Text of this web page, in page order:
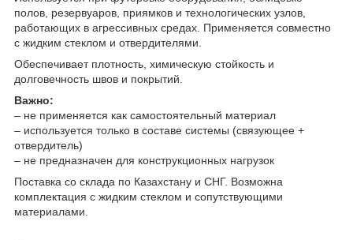
полов, резервуаров, приямков и технологических узлов,
работающих в агрессивных средах. Применяется совместно
с жидким стеклом и отвердителями.
Обеспечивает плотность, химическую стойкость и
долговечность швов и покрытий.
Важно:
– не применяется как самостоятельный материал
– используется только в составе системы (связующее +
отвердитель)
– не предназначен для конструкционных нагрузок
Поставка со склада по Казахстану и СНГ. Возможна
комплектация с жидким стеклом и сопутствующими
материалами.